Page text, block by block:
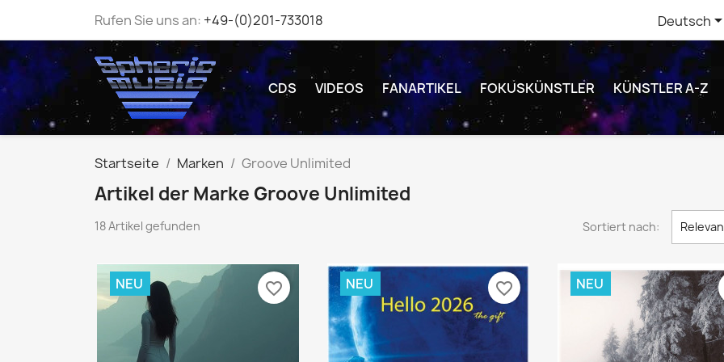
Rufen Sie uns an: +49-(0)201-733018 Deutsch
CDS VIDEOS FANARTIKEL FOKUSKÜNSTLER KÜNSTLER A-Z
Startseite Marken Groove Unlimited
Artikel der Marke Groove Unlimited
18 Artikel gefunden Sortiert nach:
NEU favorite_border NEU favorite_border NEU